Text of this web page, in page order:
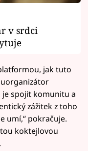
v srdci
jak tuto
je spojit komunitu a
zážitek z toho
umí,“ pokračuje.
koktejlovou